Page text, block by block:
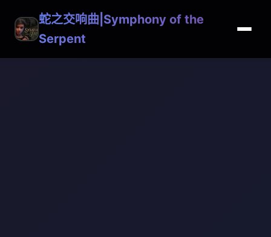
蛇之交响曲|Symphony of the
Serpent